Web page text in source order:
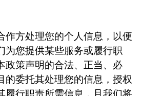
作方处理您的个人信息，以便
为您提供某些服务或履行职
政策声明的合法、正当、必
的委托其处理您的信息，授权